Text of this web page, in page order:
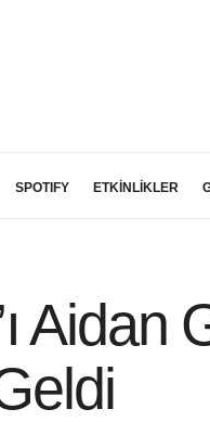
SPOTIFY ETKİNLİKLER
Aidan